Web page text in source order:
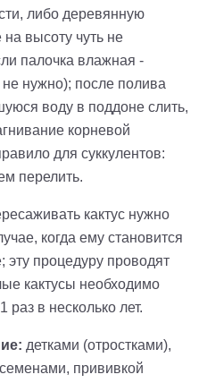
либо деревянную
на высоту чуть не
палочка влажная -
нужно); после полива
воду в поддоне слить,
корневой
для суккулентов:
перелить.
кактус нужно
когда ему становится
эту процедуру проводят
кактусы необходимо
раз в несколько лет.
детками (отростками),
прививкой